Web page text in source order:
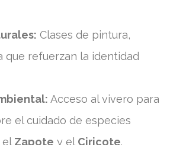
Clases de pintura,
que refuerzan la identidad
Acceso al vivero para
el cuidado de especies
el Zapote y el Ciricote.